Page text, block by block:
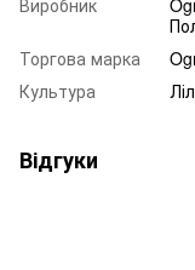
Торгова марка
Культура
Відгуки